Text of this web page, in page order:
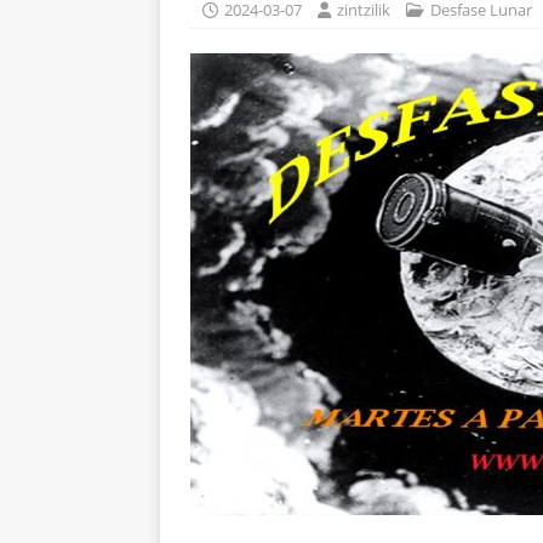
2024-03-07 zintzilik Desfase Lunar